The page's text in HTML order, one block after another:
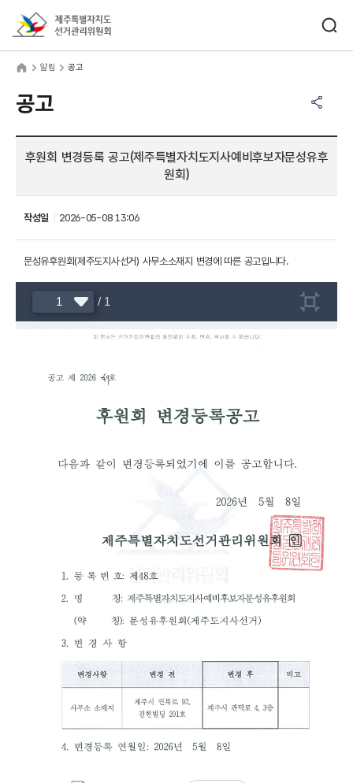
알림 공고
공고
후원회 변경등록 공고(제주특별자치도지사예비후보자문성유후
원회)
작성일 2026-05-08 13:06
문성유후원회(제주도지사선거) 사무소소재지 변경에 따른 공고입니다.